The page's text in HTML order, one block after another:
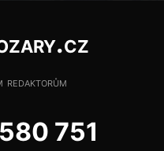
redaktorům
751